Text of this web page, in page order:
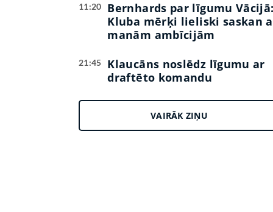
11:20
Bernhards par līgumu Vācijā:
Kluba mērķi lieliski saskan
manām ambīcijām
21:45
Klaucāns noslēdz līgumu ar
draftēto komandu
VAIRĀK ZIŅU